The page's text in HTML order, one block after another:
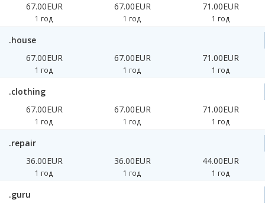
67.00EUR
1 год
67.00EUR
1 год
71.00EUR
1 год
.house
67.00EUR
1 год
67.00EUR
1 год
71.00EUR
1 год
.clothing
67.00EUR
1 год
67.00EUR
1 год
71.00EUR
1 год
.repair
36.00EUR
1 год
36.00EUR
1 год
44.00EUR
1 год
.guru